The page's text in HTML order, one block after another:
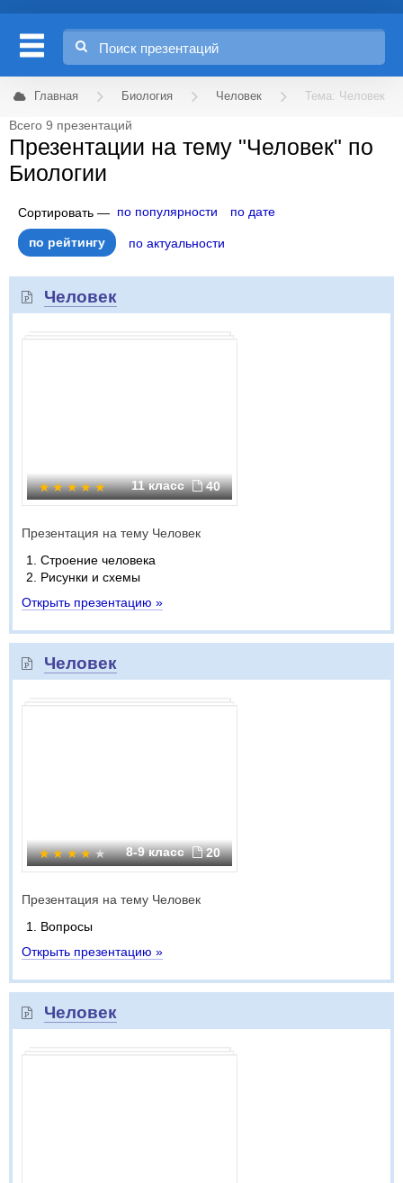
Главная Биология Человек Тема: Человек
Всего 9 презентаций
Презентации на тему "Человек" по
Биологии
Сортировать — по популярности по дате
по рейтингу по актуальности
Человек
11 класс 40
Презентация на тему Человек
Строение человека
Рисунки и схемы
Открыть презентацию »
Человек
8-9 класс 20
Презентация на тему Человек
Вопросы
Открыть презентацию »
Человек